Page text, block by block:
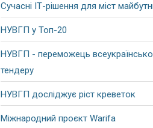
Сучасні ІТ-рішення для міст
НУВГП у Топ-20
НУВГП - переможець
тендеру
НУВГП досліджує ріст креветок
Міжнародний проєкт Warifa